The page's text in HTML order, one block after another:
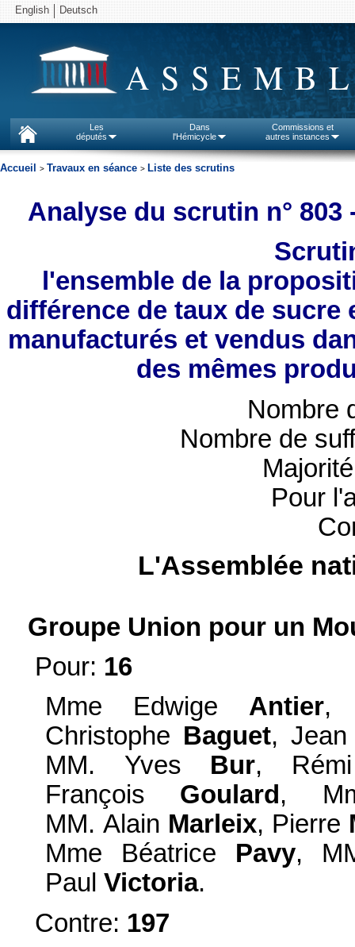
English Deutsch
Les
députés
Dans
l'Hémicycle
Commissions et
autres instances
Accueil > Travaux en séance > Liste des scrutins
Analyse du scrutin n° 803
l'ensemble de la
différence de taux de
manufacturés et vendus
des mêmes
Nombre
Nombre de
Pour
L'Assemblée
Groupe Union pour un
Pour: 16
Mme Edwige Antier,
Christophe Baguet,
MM. Yves Bur,
François Goulard,
MM. Alain Marleix, Pierre
Mme Béatrice Pavy,
PaulVictoria.
Contre: 197